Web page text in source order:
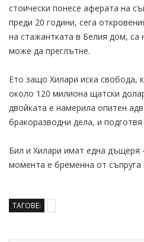
стоически понесе аферата на
преди 20 години, сега
на стажантката в Белия дом,
може да преглътне.
Ето защо Хилари иска свобода,
около 120 милиона щатски
двойката е намерила опитен
бракоразводни дела, и
Бил и Хилари имат една дъщеря
момента е бременна от
ТАГОВЕ: